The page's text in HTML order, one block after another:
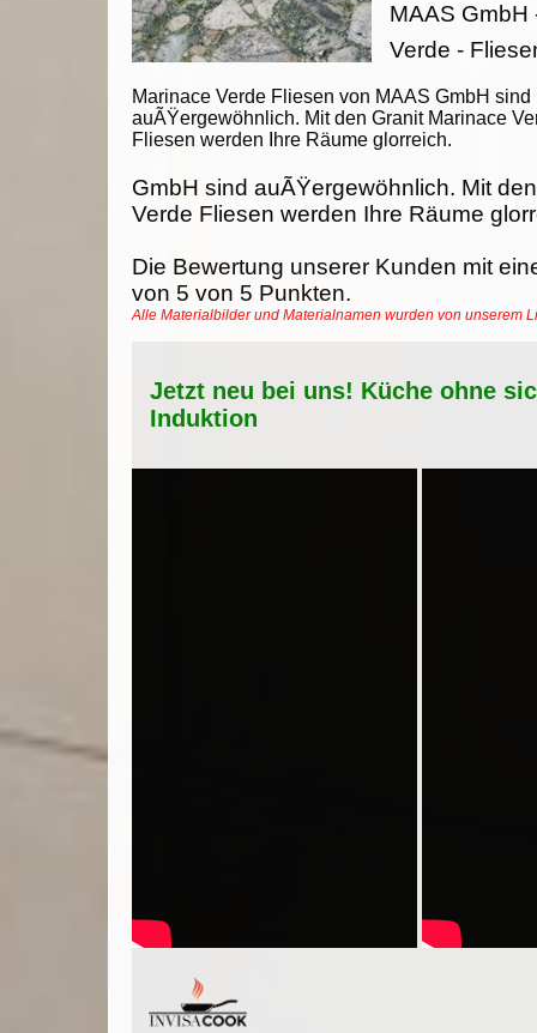
Marinace Verde Fliesen von MAAS GmbH sind
auÃŸergewöhnlich. Mit den Granit Marinace
Fliesen werden Ihre Räume glorreich.
MAAS GmbH
Verde -
GmbH sind auÃŸergewöhnlich. Mit
Verde Fliesen werden Ihre Räume
Die Bewertung unserer Kunden mit
von 5 von 5 Punkten.
Alle Materialbilder und Materialnamen wurden von unserem
Jetzt neu bei uns! Küche ohne
Induktion